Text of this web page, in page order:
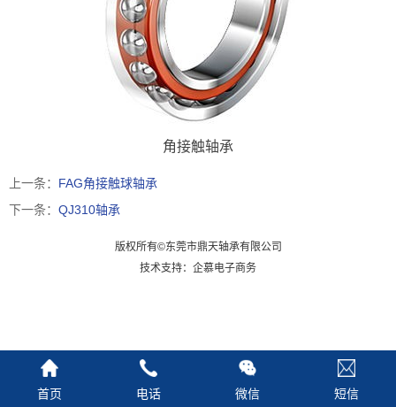
角接触轴承
上一条： FAG角接触球轴承
下一条： QJ310轴承
首页 电话 微信 短信
版权所有©东莞市鼎天轴承有限公司
技术支持：企慕电子商务